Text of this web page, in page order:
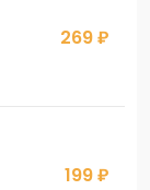
269 ₽
199 ₽